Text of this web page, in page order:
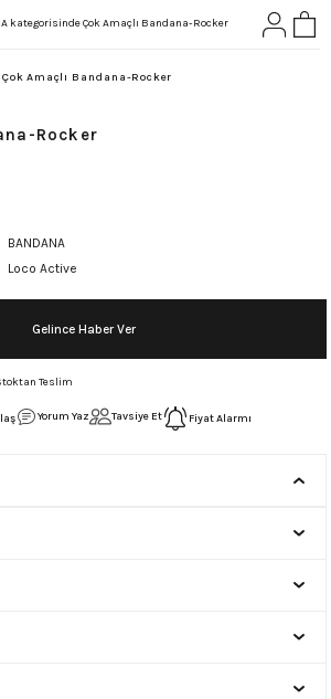
Geri Dön
Geri Dön
Çok Amaçlı Bandana-Rocker
Rocker
BANDANA
Loco Active
Gelince Haber Ver
Teslim
Yorum Yaz Tavsiye Et Fiyat Alarmı